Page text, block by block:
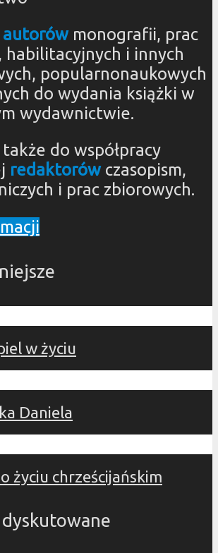
autorówmonografii, prac
habilitacyjnych i innych
popularnonaukowych
do wydania książki w
wydawnictwie.
do współpracy
redaktorówczasopism,
i prac zbiorowych.
w życiu
Daniela
życiu chrześcijańskim